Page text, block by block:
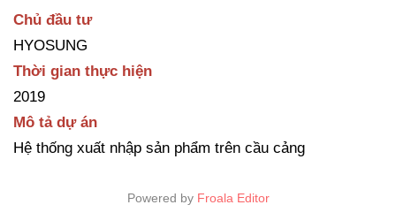
Chủ đầu tư
HYOSUNG
Thời gian thực hiện
2019
Mô tả dự án
Hệ thống xuất nhập sản phẩm trên cầu cảng
Powered by Froala Editor